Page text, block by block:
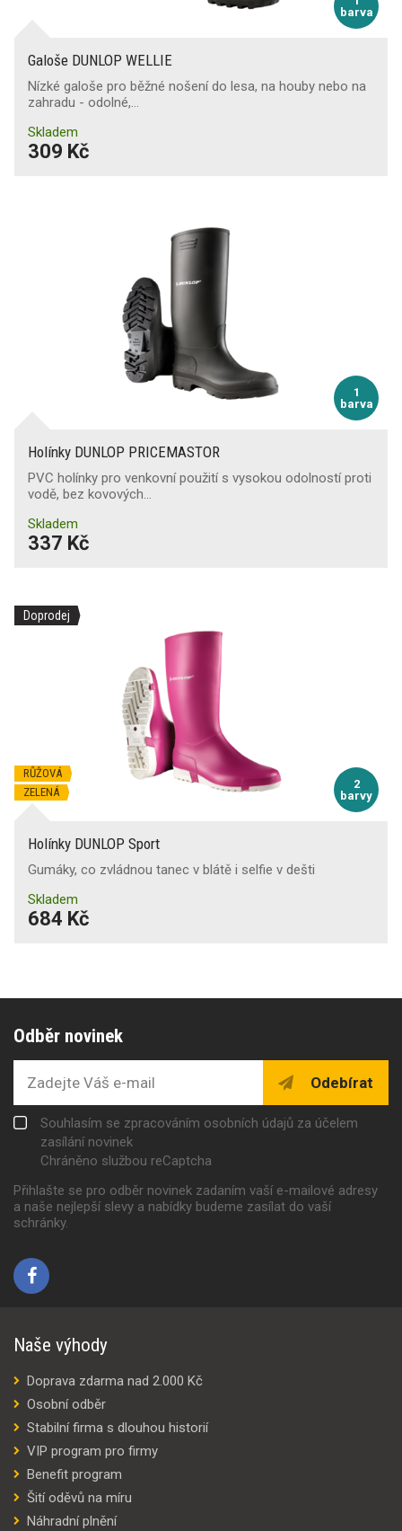
barva
Galoše DUNLOP WELLIE
Nízké galoše pro běžné nošení do lesa, na houby nebo na
zahradu - odolné,…
Skladem
309 Kč
1
barva
Holínky DUNLOP PRICEMASTOR
PVC holínky pro venkovní použití s vysokou odolností proti
vodě, bez kovových…
Skladem
337 Kč
Doprodej
2
barvy
RŮŽOVÁ
ZELENÁ
Holínky DUNLOP Sport
Gumáky, co zvládnou tanec v blátě i selfie v dešti
Skladem
684 Kč
Odběr novinek
Odebírat
Souhlasím se zpracováním osobních údajů za účelem
zasílání novinek
Chráněno službou reCaptcha
Přihlašte se pro odběr novinek zadaním vaší e-mailové adresy
a naše nejlepší slevy a nabídky budeme zasílat do vaší
schránky.
Naše výhody
Doprava zdarma nad 2.000 Kč
Osobní odběr
Stabilní firma s dlouhou historií
VIP program pro firmy
Benefit program
Šití oděvů na míru
Náhradní plnění